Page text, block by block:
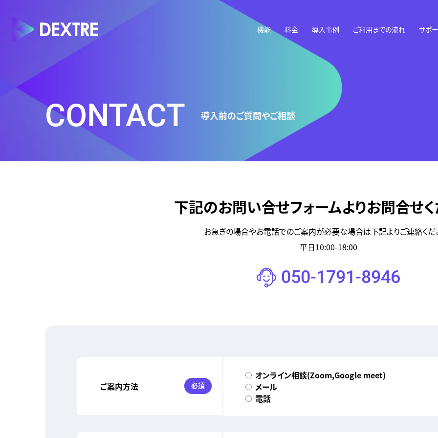
機能 料金 導入事例 ご利用までの流れ サポ
CONTACT 導入前のご質問やご相談
下記のお問い合せフォームよりお問合せく
お急ぎの場合やお電話でのご案内が必要な場合は下記よりご連絡くだ
平日10:00-18:00
050-1791-8946
ご案内方法 必須
オンライン相談(Zoom,Google meet)
メール
電話